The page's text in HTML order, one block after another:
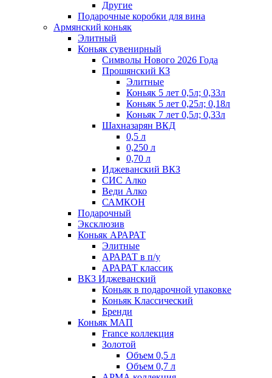
Другие
Подарочные коробки для вина
Армянский коньяк
Элитный
Коньяк сувенирный
Символы Нового 2026 Года
Прошянский КЗ
Элитные
Коньяк 5 лет 0,5л; 0,33л
Коньяк 5 лет 0,25л; 0,18л
Коньяк 7 лет 0,5л; 0,33л
Шахназарян ВКД
0,5 л
0,250 л
0,70 л
Иджеванский ВКЗ
СИС Алко
Веди Алко
САМКОН
Подарочный
Эксклюзив
Коньяк АРАРАТ
Элитные
АРАРАТ в п/у
АРАРАТ классик
ВКЗ Иджеванский
Коньяк в подарочной упаковке
Коньяк Классический
Бренди
Коньяк МАП
France коллекция
Золотой
Объем 0,5 л
Объем 0,7 л